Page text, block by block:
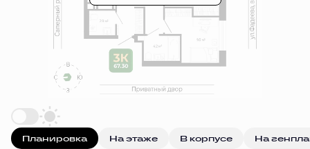
Планировка На этаже В корпусе На